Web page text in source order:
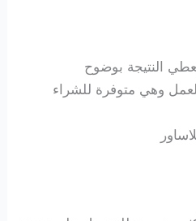
النتيجة بوضوح
للعمل وهي متوفرة للشراء